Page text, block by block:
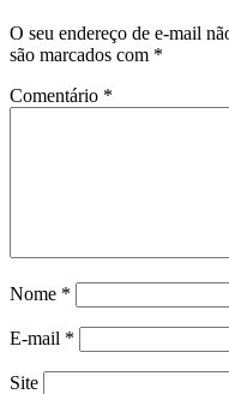
O seu endereço de e-mail
são marcados com *
Comentário *
Nome *
E-mail *
Site